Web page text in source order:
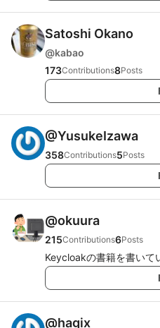
Satoshi Okano
@kabao
173Contributions8Posts
@YusukeIzawa
358Contributions5Posts
@okuura
215Contributions6Posts
Keycloakの書籍を書いて
@hagix